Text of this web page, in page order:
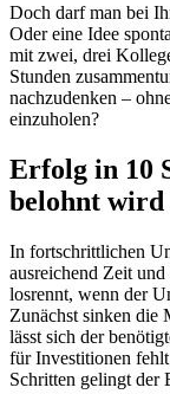
Doch darf man bei
Oder eine Idee
mit zwei, drei
Stunden
nachzudenken –
einzuholen?
Erfolg in 10
belohnt wird
In fortschrittlichen
ausreichend Zeit
losrennt, wenn der
Zunächst sinken die
lässt sich der
für Investitionen
Schritten gelingt der